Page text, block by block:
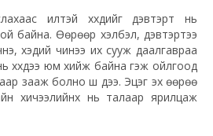
илүүтэй хүүхдийг дэвтэрт нь
байна. Өөрөөр хэлбэл, дэвтэртээ
хэдий чинээ их сууж даалгавраа
хүүхдээ юм хийж байна гэж ойлгоод
зааж болно шүү дээ. Эцэг эх өөрөө
хичээлийнх нь талаар ярилцаж